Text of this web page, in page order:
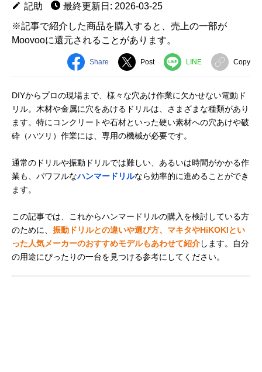
記助
最終更新日: 2026-03-25
※記事で紹介した商品を購入すると、売上の一部が
Moovooに還元されることがあります。
Share Post LINE Copy
DIYからプロの現場まで、様々な穴あけ作業に欠かせない電動ド
リル。木材や金属に穴をあけるドリルは、さまざまな種類があり
ます。特にコンクリートや石材といった硬い素材への穴あけや破
砕（ハツリ）作業には、専用の機械が必要です。
通常のドリルや振動ドリルでは難しい、あるいは時間がかかる作
業も、パワフルなハンマードリルなら効率的に進めることができ
ます。
この記事では、これからハンマードリルの購入を検討している方
のために、 振動ドリルとの違いや選び方、マキタやHiKOKIとい
った人気メーカーのおすすめモデルもあわせて紹介します。自分
の用途にぴったりの一台を見つける参考にしてください。